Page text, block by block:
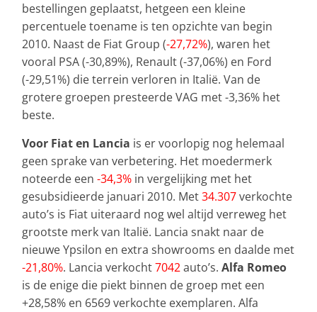
bestellingen geplaatst, hetgeen een kleine
percentuele toename is ten opzichte van begin
2010. Naast de Fiat Group (-27,72%), waren het
vooral PSA (-30,89%), Renault (-37,06%) en Ford
(-29,51%) die terrein verloren in Italië. Van de
grotere groepen presteerde VAG met -3,36% het
beste.
Voor Fiat en Lancia is er voorlopig nog helemaal
geen sprake van verbetering. Het moedermerk
noteerde een -34,3% in vergelijking met het
gesubsidieerde januari 2010. Met34.307verkochte
auto’s is Fiat uiteraard nog wel altijd verreweg het
grootste merk van Italië. Lancia snakt naar de
nieuwe Ypsilon en extra showrooms en daalde met
-21,80%. Lancia verkocht7042auto’s. Alfa Romeo
is de enige die piekt binnen de groep met een
+28,58% en 6569 verkochte exemplaren. Alfa